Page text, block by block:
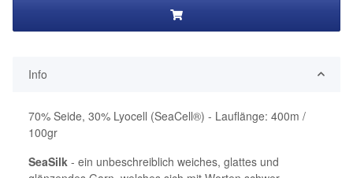
Info
70% Seide, 30% Lyocell (SeaCell®) - Lauflänge: 400m /
100gr
SeaSilk - ein unbeschreiblich weiches, glattes und